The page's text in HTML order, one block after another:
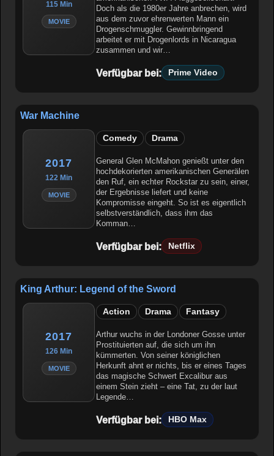
115 Min
MOVIE
Doch als die 1980er Jahre anbrechen, wird
aus dem zuvor ehrenwerten Mann ein
Drogenschmuggler. Gewinnbringend
arbeitet er mit Drogenlords in Nicaragua
zusammen und wir…
Verfügbar bei: Prime Video
War Machine
2017
122 Min
MOVIE
Comedy Drama
General Glen McMahon genießt unter den
hochdekorierten amerikanischen Generälen
den Ruf, ein echter Rockstar zu sein, einer,
der Ergebnisse liefert und keine
Kompromisse eingeht. So ist es eigentlich
selbstverständlich, dass ihm das
Komman…
Verfügbar bei: Netflix
King Arthur: Legend of the Sword
2017
126 Min
MOVIE
Action Drama Fantasy
Arthur wuchs in der Londoner Gosse unter
Prostituierten auf, die sich um ihn
kümmerten. Von seiner königlichen
Herkunft ahnt er nichts, bis er eines Tages
das magische Schwert Excalibur aus
einem Stein zieht – eine Tat, zu der laut
Legende…
Verfügbar bei: HBO Max